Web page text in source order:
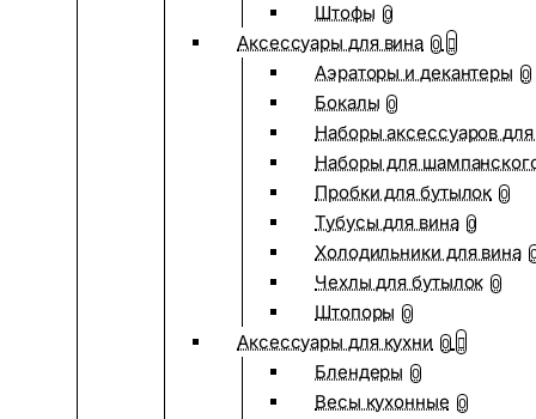
Штофы 0
Аксессуары для вина 0
Аэраторы и декантеры 0
Бокалы 0
Наборы аксессуаров
Наборы для
Пробки для бутылок 0
Тубусы для вина 0
Холодильники для вина
Чехлы для бутылок 0
Штопоры 0
Аксессуары для кухни 0
Блендеры 0
Весы кухонные 0